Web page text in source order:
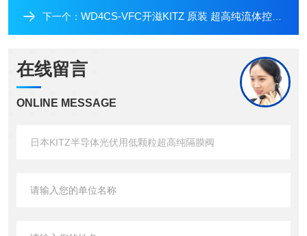
下一个： WD4CS-VFC开滋KITZ 原装 超高纯流体控制隔膜阀
在线留言
ONLINE MESSAGE